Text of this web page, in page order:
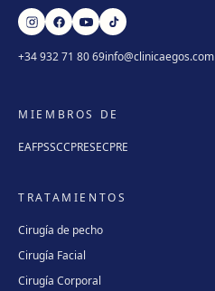
+34 932 71 80 69info@clinicaegos.com
MIEMBROS DE
EAFPSSCCPRESECPRE
TRATAMIENTOS
Cirugía de pecho
Cirugía Facial
Cirugía Corporal